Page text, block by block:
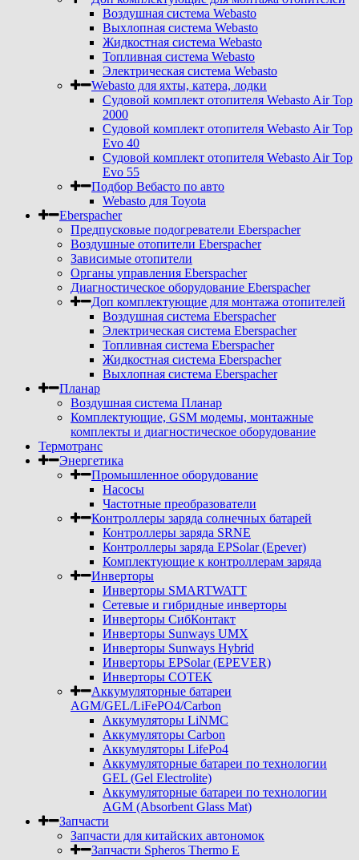
Воздушная система Webasto
Выхлопная система Webasto
Жидкостная система Webasto
Топливная система Webasto
Электрическая система Webasto
Webasto для яхты, катера, лодки
Судовой комплект отопителя Webasto Air Top
2000
Судовой комплект отопителя Webasto Air Top
Evo 40
Судовой комплект отопителя Webasto Air Top
Evo 55
Подбор Вебасто по авто
Webasto для Toyota
Eberspacher
Предпусковые подогреватели Eberspacher
Воздушные отопители Eberspacher
Зависимые отопители
Органы управления Eberspacher
Диагностическое оборудование Eberspacher
Доп комплектующие для монтажа отопителей
Воздушная система Eberspacher
Электрическая система Eberspacher
Топливная система Eberspacher
Жидкостная система Eberspacher
Выхлопная система Eberspacher
Планар
Воздушная система Планар
Комплектующие, GSM модемы, монтажные
комплекты и диагностическое оборудование
Термотранс
Энергетика
Промышленное оборудование
Насосы
Частотные преобразователи
Контроллеры заряда солнечных батарей
Контроллеры заряда SRNE
Контроллеры заряда EPSolar (Epever)
Комплектующие к контроллерам заряда
Инверторы
Инверторы SMARTWATT
Сетевые и гибридные инверторы
Инверторы СибКонтакт
Инверторы Sunways UMX
Инверторы Sunways Hybrid
Инверторы EPSolar (EPEVER)
Инверторы COTEK
Аккумуляторные батареи
AGM/GEL/LiFePO4/Carbon
Аккумуляторы LiNMC
Аккумуляторы Carbon
Аккумуляторы LifePo4
Аккумуляторные батареи по технологии
GEL (Gel Electrolite)
Аккумуляторные батареи по технологии
AGM (Absorbent Glass Mat)
Запчасти
Запчасти для китайских автономок
Запчасти Spheros Thermo E